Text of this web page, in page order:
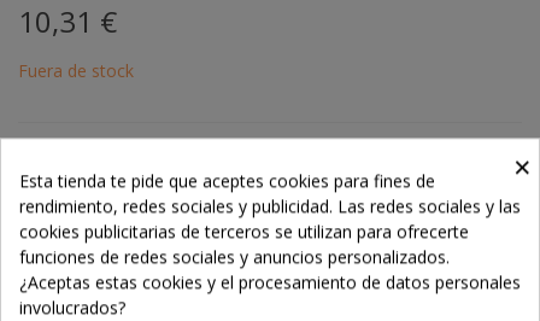
10,31 €
Fuera de stock
Referencia:
Marca: Salus
×
Esta tienda te pide que aceptes cookies para fines de
rendimiento, redes sociales y publicidad. Las redes sociales y las
cookies publicitarias de terceros se utilizan para ofrecerte
funciones de redes sociales y anuncios personalizados.
¿Aceptas estas cookies y el procesamiento de datos personales
involucrados?